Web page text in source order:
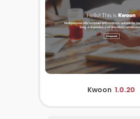
Kwoon 1.0.20